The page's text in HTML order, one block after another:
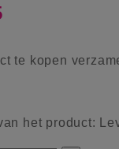
te kopen
het product: